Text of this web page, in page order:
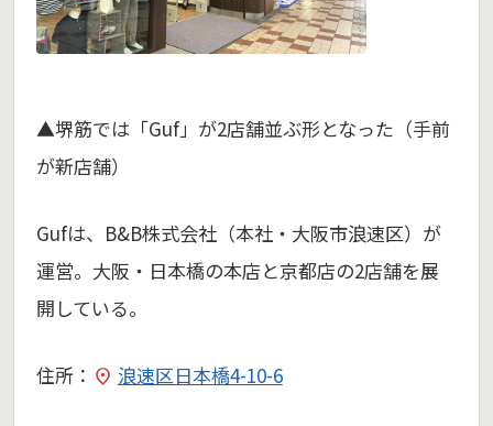
▲堺筋では「Guf」が2店舗並ぶ形となった（手前
が新店舗）
Gufは、B&B株式会社（本社・大阪市浪速区）が
運営。大阪・日本橋の本店と京都店の2店舗を展
開している。
住所： 浪速区日本橋4-10-6